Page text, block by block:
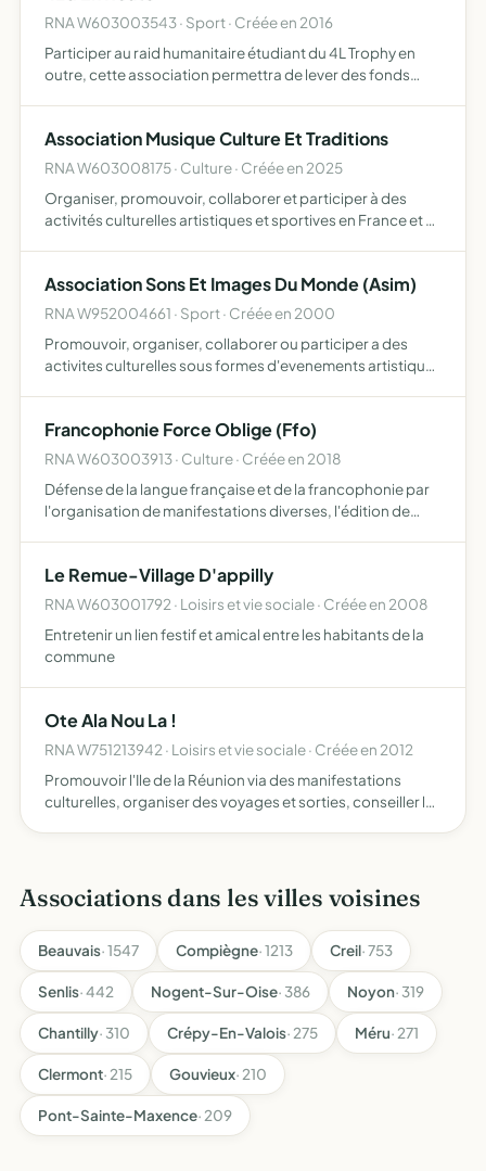
RNA W603003543 · Sport · Créée en 2016
Participer au raid humanitaire étudiant du 4L Trophy en
outre, cette association permettra de lever des fonds
Association Musique Culture Et Traditions
RNA W603008175 · Culture · Créée en 2025
Organiser, promouvoir, collaborer et participer à des
activités culturelles artistiques et sportives en France et à
Association Sons Et Images Du Monde (Asim)
RNA W952004661 · Sport · Créée en 2000
Promouvoir, organiser, collaborer ou participer a des
activites culturelles sous formes d'evenements artistiques
Francophonie Force Oblige (Ffo)
RNA W603003913 · Culture · Créée en 2018
Défense de la langue française et de la francophonie par
l'organisation de manifestations diverses, l'édition de
contrib…
Le Remue-Village D'appilly
RNA W603001792 · Loisirs et vie sociale · Créée en 2008
Entretenir un lien festif et amical entre les habitants de la
commune
Ote Ala Nou La !
RNA W751213942 · Loisirs et vie sociale · Créée en 2012
Promouvoir l'Ile de la Réunion via des manifestations
culturelles, organiser des voyages et sorties, conseiller les
Associations dans les villes voisines
Beauvais· 1547 Compiègne· 1213 Creil· 753
Senlis· 442 Nogent-Sur-Oise· 386 Noyon· 319
Chantilly· 310 Crépy-En-Valois· 275 Méru· 271
Clermont· 215 Gouvieux· 210
Pont-Sainte-Maxence· 209